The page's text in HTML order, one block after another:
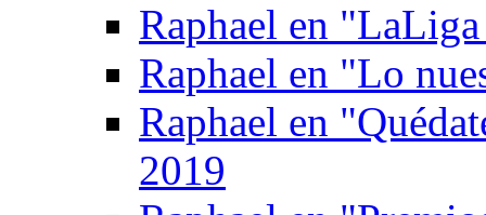
Raphael en
Raphael en "Lo
Raphael en
2019